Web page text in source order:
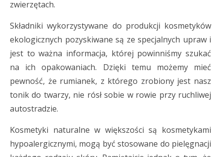
zwierzętach.
Składniki wykorzystywane do produkcji kosmetyków
ekologicznych pozyskiwane są ze specjalnych upraw i
jest to ważna informacja, której powinniśmy szukać
na ich opakowaniach. Dzięki temu możemy mieć
pewność, że rumianek, z którego zrobiony jest nasz
tonik do twarzy, nie rósł sobie w rowie przy ruchliwej
autostradzie.
Kosmetyki naturalne w większości są kosmetykami
hypoalergicznymi, mogą być stosowane do pielęgnacji